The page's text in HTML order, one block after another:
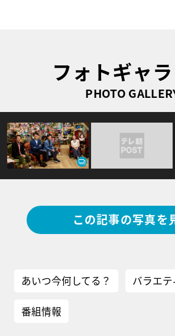
フォトギャ
PHOTO
この記事の写真を
あいつ今何してる？ バラエテ
番組情報